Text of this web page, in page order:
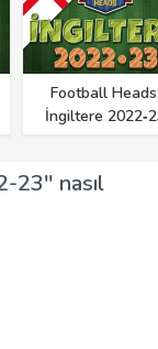
Football
İngiltere
23" nasıl